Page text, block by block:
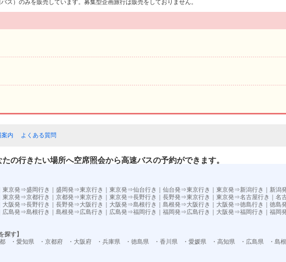
ス）のみを販売しています。募集型企画旅行は販売をしておりません。
案内 よくある質問
の行きたい場所へ空席照会から高速バスの予約ができます。
東京発⇒盛岡行き 盛岡発⇒東京行き 東京発⇒仙台行き 仙台発⇒東京行き 東京発⇒新潟行き
新潟
東京発⇒京都行き 京都発⇒東京行き 東京発⇒長野行き 長野発⇒東京行き 東京発⇒名古屋行き
名
大阪発⇒長野行き 長野発⇒大阪行き 大阪発⇒島根行き 島根発⇒大阪行き 大阪発⇒徳島行き
徳島
広島発⇒島根行き 島根発⇒広島行き 広島発⇒福岡行き 福岡発⇒広島行き 大阪発⇒福岡行き｜ 福岡
探す】
・愛知県 ・京都府 ・大阪府 ・兵庫県 ・徳島県 ・香川県 ・愛媛県 ・高知県 ・広島県 ・島